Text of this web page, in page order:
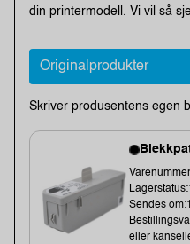
din printermodell. Vi vil så
Originalprodukter
Skriver produsentens egen
Sendes
eller